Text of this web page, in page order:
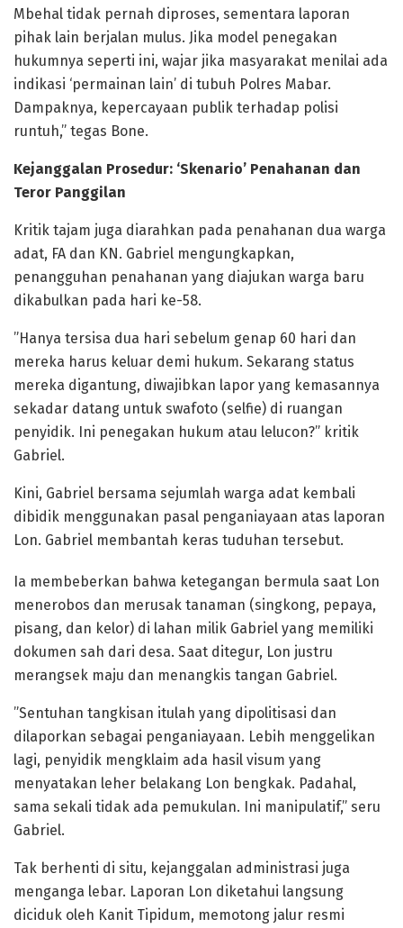
Mbehal tidak pernah diproses, sementara laporan
pihak lain berjalan mulus. Jika model penegakan
hukumnya seperti ini, wajar jika masyarakat menilai ada
indikasi ‘permainan lain’ di tubuh Polres Mabar.
Dampaknya, kepercayaan publik terhadap polisi
runtuh,” tegas Bone.
Kejanggalan Prosedur: ‘Skenario’ Penahanan dan
Teror Panggilan
​Kritik tajam juga diarahkan pada penahanan dua warga
adat, FA dan KN. Gabriel mengungkapkan,
penangguhan penahanan yang diajukan warga baru
dikabulkan pada hari ke-58.
​”Hanya tersisa dua hari sebelum genap 60 hari dan
mereka harus keluar demi hukum. Sekarang status
mereka digantung, diwajibkan lapor yang kemasannya
sekadar datang untuk swafoto (selfie) di ruangan
penyidik. Ini penegakan hukum atau lelucon?” kritik
Gabriel.
​Kini, Gabriel bersama sejumlah warga adat kembali
dibidik menggunakan pasal penganiayaan atas laporan
Lon. Gabriel membantah keras tuduhan tersebut.
Ia membeberkan bahwa ketegangan bermula saat Lon
menerobos dan merusak tanaman (singkong, pepaya,
pisang, dan kelor) di lahan milik Gabriel yang memiliki
dokumen sah dari desa. ​Saat ditegur, Lon justru
merangsek maju dan menangkis tangan Gabriel.
​”Sentuhan tangkisan itulah yang dipolitisasi dan
dilaporkan sebagai penganiayaan. Lebih menggelikan
lagi, penyidik mengklaim ada hasil visum yang
menyatakan leher belakang Lon bengkak. Padahal,
sama sekali tidak ada pemukulan. Ini manipulatif,” seru
Gabriel.
​Tak berhenti di situ, kejanggalan administrasi juga
menganga lebar. Laporan Lon diketahui langsung
diciduk oleh Kanit Tipidum, memotong jalur resmi